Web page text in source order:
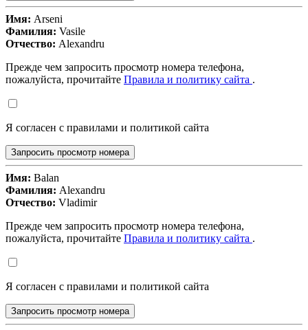
Имя: Arseni
Фамилия: Vasile
Отчество: Alexandru
Прежде чем запросить просмотр номера телефона,
пожалуйста, прочитайте Правила и политику сайта .
Я согласен с правилами и политикой сайта
Запросить просмотр номера
Имя: Balan
Фамилия: Alexandru
Отчество: Vladimir
Прежде чем запросить просмотр номера телефона,
пожалуйста, прочитайте Правила и политику сайта .
Я согласен с правилами и политикой сайта
Запросить просмотр номера